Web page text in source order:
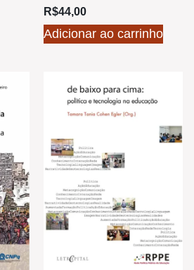
R$44,00
Adicionar ao carrinho